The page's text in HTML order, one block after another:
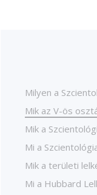
Milyen a
Mik az V-ös
Mik a
Mi a
Mik a területi
Mi a Hubbard